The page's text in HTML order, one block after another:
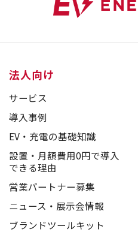
法人向け
サービス
導入事例
EV・充電の基礎知識
設置・月額費用0円で導入
できる理由
営業パートナー募集
ニュース・展示会情報
ブランドツールキット